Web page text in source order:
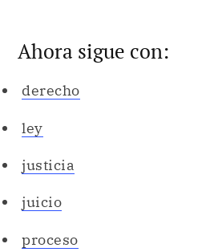
Ahora sigue con:
derecho
ley
justicia
juicio
proceso